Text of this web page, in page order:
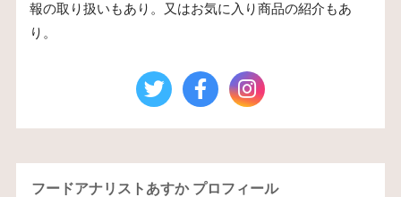
報の取り扱いもあり。又はお気に入り商品の紹介もあ
り。
フードアナリストあすか プロフィール